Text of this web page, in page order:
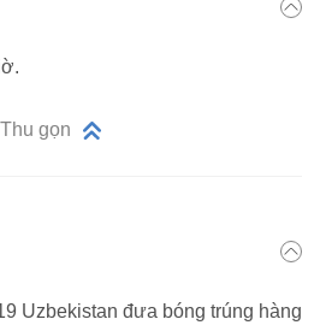
Thu gọn
Uzbekistan đưa bóng trúng hàng